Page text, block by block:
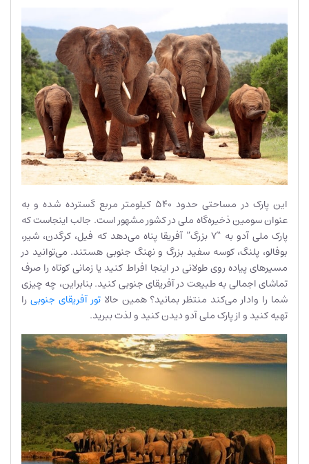
این پارک در مساحتی حدود 540 کیلومتر مربع گسترده شده و به
عنوان سومین ذخیره‌گاه ملی در کشور مشهور است. جالب اینجاست که
پارک ملی آدو به “7 بزرگ” آفریقا پناه می‌دهد که فیل، کرگدن، شیر،
بوفالو، پلنگ، کوسه سفید بزرگ و نهنگ جنوبی هستند. می‌توانید در
مسیرهای پیاده روی طولانی در اینجا افراط کنید یا زمانی کوتاه را صرف
تماشای اجمالی به طبیعت در آفریقای جنوبی کنید. بنابراین، چه چیزی
شما را وادار می‌کند منتظر بمانید؟ همین حالاتور آفریقای جنوبی را
تهیه کنید و از پارک ملی آدو دیدن کنید و لذت ببرید.